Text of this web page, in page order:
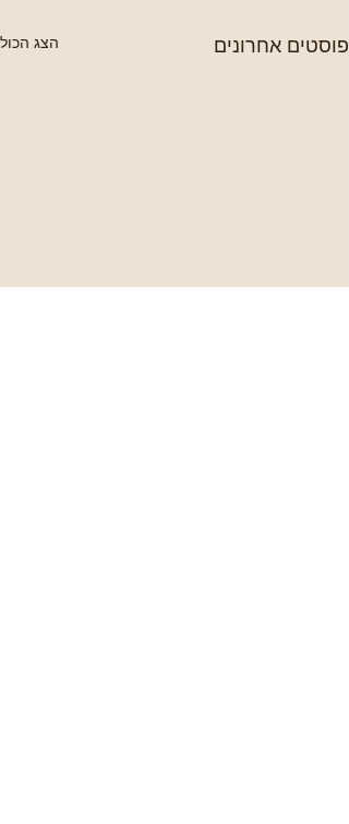
פוסטים אחרונים הצג הכול